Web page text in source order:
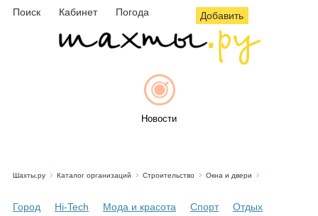
Поиск Кабинет Погода Добавить
Новости
Шахты.ру Каталог организаций Строительство Окна и двери
Город Hi-Tech Мода и красота Спорт
Отдых